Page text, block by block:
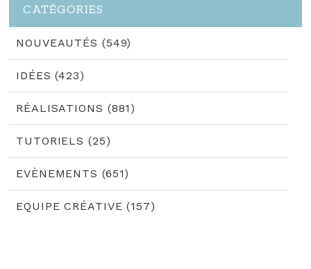
CATÉGORIES
NOUVEAUTÉS (549)
IDÉES (423)
RÉALISATIONS (881)
TUTORIELS (25)
EVÈNEMENTS (651)
EQUIPE CRÉATIVE (157)